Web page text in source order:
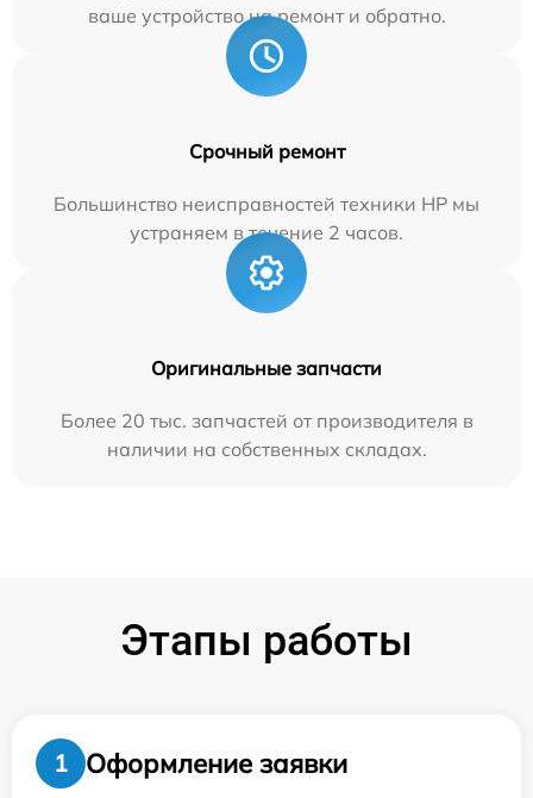
ваше устройство на ремонт и обратно.
Срочный ремонт
Большинство неисправностей техники HP мы
устраняем в течение 2 часов.
Оригинальные запчасти
Более 20 тыс. запчастей от производителя в
наличии на собственных складах.
Этапы работы
1
Оформление заявки